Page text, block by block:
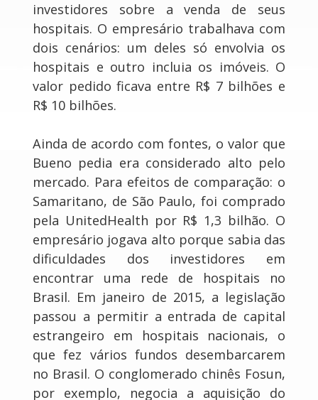
investidores sobre a venda de seus
hospitais. O empresário trabalhava com
dois cenários: um deles só envolvia os
hospitais e outro incluia os imóveis. O
valor pedido ficava entre R$ 7 bilhões e
R$ 10 bilhões.
Ainda de acordo com fontes, o valor que
Bueno pedia era considerado alto pelo
mercado. Para efeitos de comparação: o
Samaritano, de São Paulo, foi comprado
pela UnitedHealth por R$ 1,3 bilhão. O
empresário jogava alto porque sabia das
dificuldades dos investidores em
encontrar uma rede de hospitais no
Brasil. Em janeiro de 2015, a legislação
passou a permitir a entrada de capital
estrangeiro em hospitais nacionais, o
que fez vários fundos desembarcarem
no Brasil. O conglomerado chinês Fosun,
por exemplo, negocia a aquisição do